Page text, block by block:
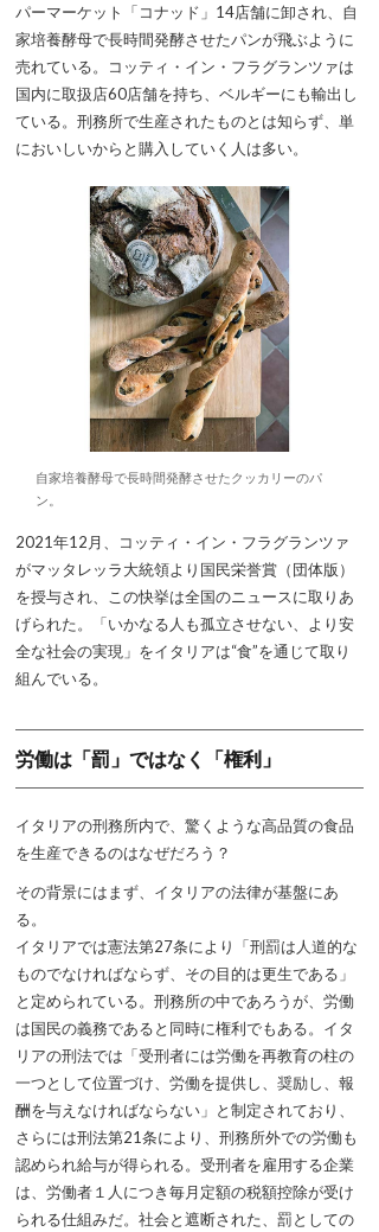
パーマーケット「コナッド」14店舗に卸され、自
家培養酵母で長時間発酵させたパンが飛ぶように
売れている。コッティ・イン・フラグランツァは
国内に取扱店60店舗を持ち、ベルギーにも輸出し
ている。刑務所で生産されたものとは知らず、単
においしいからと購入していく人は多い。
自家培養酵母で長時間発酵させたクッカリーのパ
ン。
2021年12月、コッティ・イン・フラグランツァ
がマッタレッラ大統領より国民栄誉賞（団体版）
を授与され、この快挙は全国のニュースに取りあ
げられた。「いかなる人も孤立させない、より安
全な社会の実現」をイタリアは“食”を通じて取り
組んでいる。
労働は「罰」ではなく「権利」
イタリアの刑務所内で、驚くような高品質の食品
を生産できるのはなぜだろう？
その背景にはまず、イタリアの法律が基盤にあ
る。
イタリアでは憲法第27条により「刑罰は人道的な
ものでなければならず、その目的は更生である」
と定められている。刑務所の中であろうが、労働
は国民の義務であると同時に権利でもある。イタ
リアの刑法では「受刑者には労働を再教育の柱の
一つとして位置づけ、労働を提供し、奨励し、報
酬を与えなければならない」と制定されており、
さらには刑法第21条により、刑務所外での労働も
認められ給与が得られる。受刑者を雇用する企業
は、労働者１人につき毎月定額の税額控除が受け
られる仕組みだ。社会と遮断された、罰としての